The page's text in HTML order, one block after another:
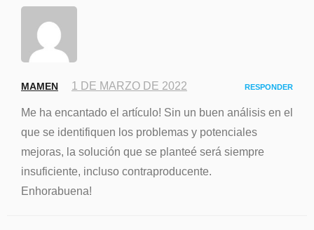
MAMEN 1 DE MARZO DE 2022 RESPONDER
Me ha encantado el artículo! Sin un buen análisis en el
que se identifiquen los problemas y potenciales
mejoras, la solución que se planteé será siempre
insuficiente, incluso contraproducente.
Enhorabuena!